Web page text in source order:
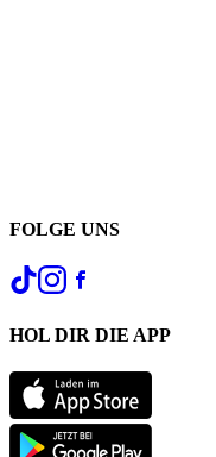
FOLGE UNS
HOL DIR DIE APP